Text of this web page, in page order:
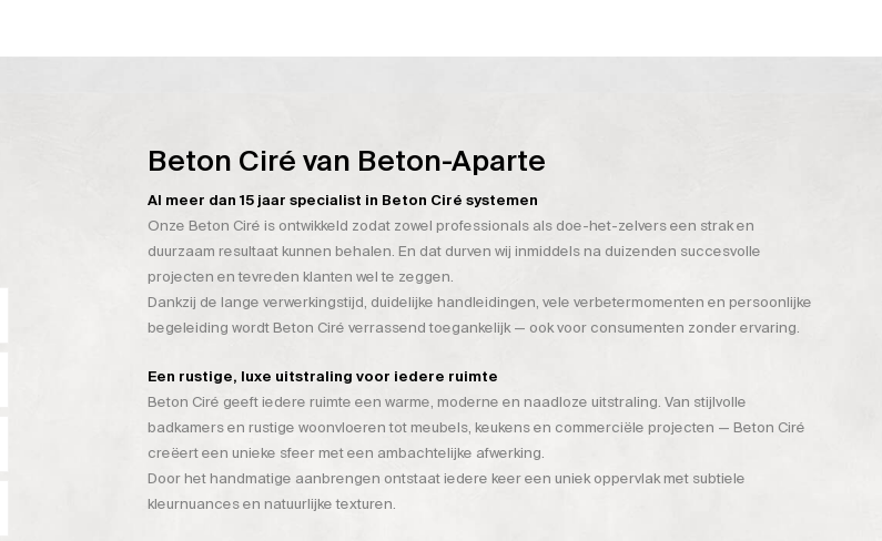
Beton Ciré van Beton-Aparte
Al meer dan 15 jaar specialist in Beton Ciré systemen
Onze Beton Ciré is ontwikkeld zodat zowel professionals als doe-het-zelvers een strak en
duurzaam resultaat kunnen behalen. En dat durven wij inmiddels na duizenden succesvolle
projecten en tevreden klanten wel te zeggen.
Dankzij de lange verwerkingstijd, duidelijke handleidingen, vele verbetermomenten en persoonlijke
begeleiding wordt Beton Ciré verrassend toegankelijk — ook voor consumenten zonder ervaring.
Een rustige, luxe uitstraling voor iedere ruimte
Beton Ciré geeft iedere ruimte een warme, moderne en naadloze uitstraling. Van stijlvolle
badkamers en rustige woonvloeren tot meubels, keukens en commerciële projecten — Beton Ciré
creëert een unieke sfeer met een ambachtelijke afwerking.
Door het handmatige aanbrengen ontstaat iedere keer een uniek oppervlak met subtiele
kleurnuances en natuurlijke texturen.